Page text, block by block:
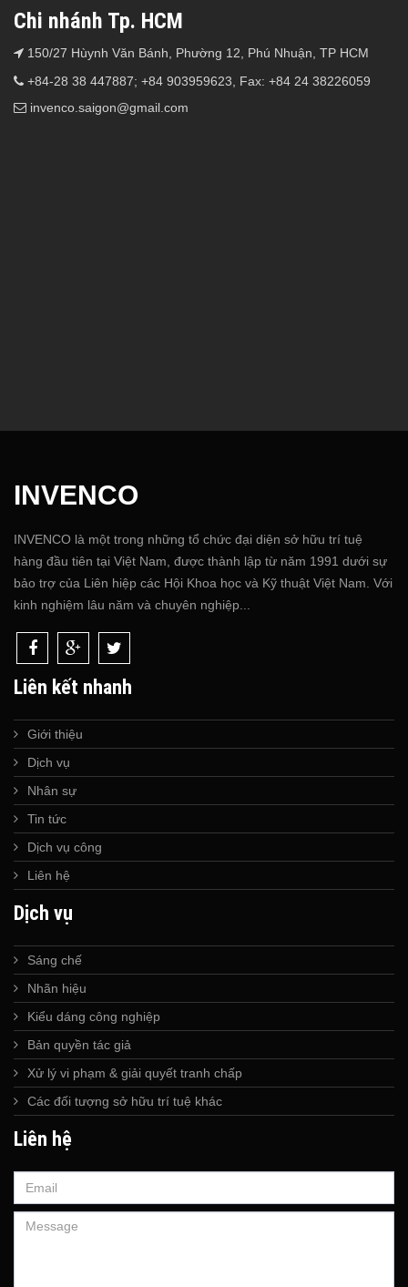
Chi nhánh Tp. HCM
150/27 Hùynh Văn Bánh, Phường 12, Phú Nhuận, TP HCM
+84-28 38 447887; +84 903959623, Fax: +84 24 38226059
invenco.saigon@gmail.com
INVENCO
INVENCO là một trong những tổ chức đại diện sở hữu trí tuệ
hàng đầu tiên tại Việt Nam, được thành lập từ năm 1991 dưới sự
bảo trợ của Liên hiệp các Hội Khoa học và Kỹ thuật Việt Nam. Với
kinh nghiệm lâu năm và chuyên nghiệp...
Liên kết nhanh
Giới thiệu
Dịch vụ
Nhân sự
Tin tức
Dịch vụ công
Liên hệ
Dịch vụ
Sáng chế
Nhãn hiệu
Kiểu dáng công nghiệp
Bản quyền tác giả
Xử lý vi phạm & giải quyết tranh chấp
Các đối tượng sở hữu trí tuệ khác
Liên hệ